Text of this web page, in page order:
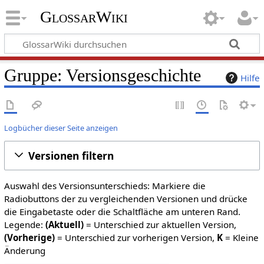
GlossarWiki
Hilfe
Gruppe: Versionsgeschichte
Logbücher dieser Seite anzeigen
Versionen filtern
Auswahl des Versionsunterschieds: Markiere die
Radiobuttons der zu vergleichenden Versionen und drücke
die Eingabetaste oder die Schaltfläche am unteren Rand.
Legende: (Aktuell)= Unterschied zur aktuellen Version,
(Vorherige)= Unterschied zur vorherigen Version, K= Kleine
Änderung